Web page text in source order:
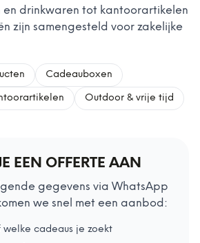
drinkwaren tot kantoorartikelen
zijn samengesteld voor zakelijke
Cadeauboxen
Outdoor & vrije tijd
EEN OFFERTE AAN
gegevens via WhatsApp
we snel met een aanbod:
cadeaus je zoekt